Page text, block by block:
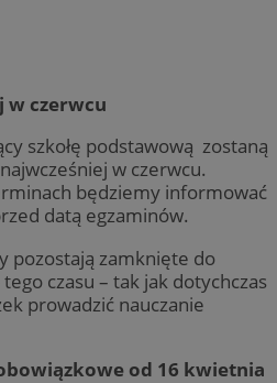
w czerwcu
szkołę podstawową zostaną
w czerwcu.
będziemy informować
datą egzaminów.
pozostają zamknięte do
czasu – tak jak dotychczas
prowadzić nauczanie
od 16 kwietnia